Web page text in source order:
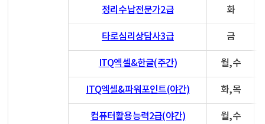
정리수납전문가2급 화
타로심리상담사3급 금
ITQ엑셀&한글(주간) 월,수
ITQ엑셀&파워포인트(야간) 화,목
컴퓨터활용능력2급(야간) 월,수